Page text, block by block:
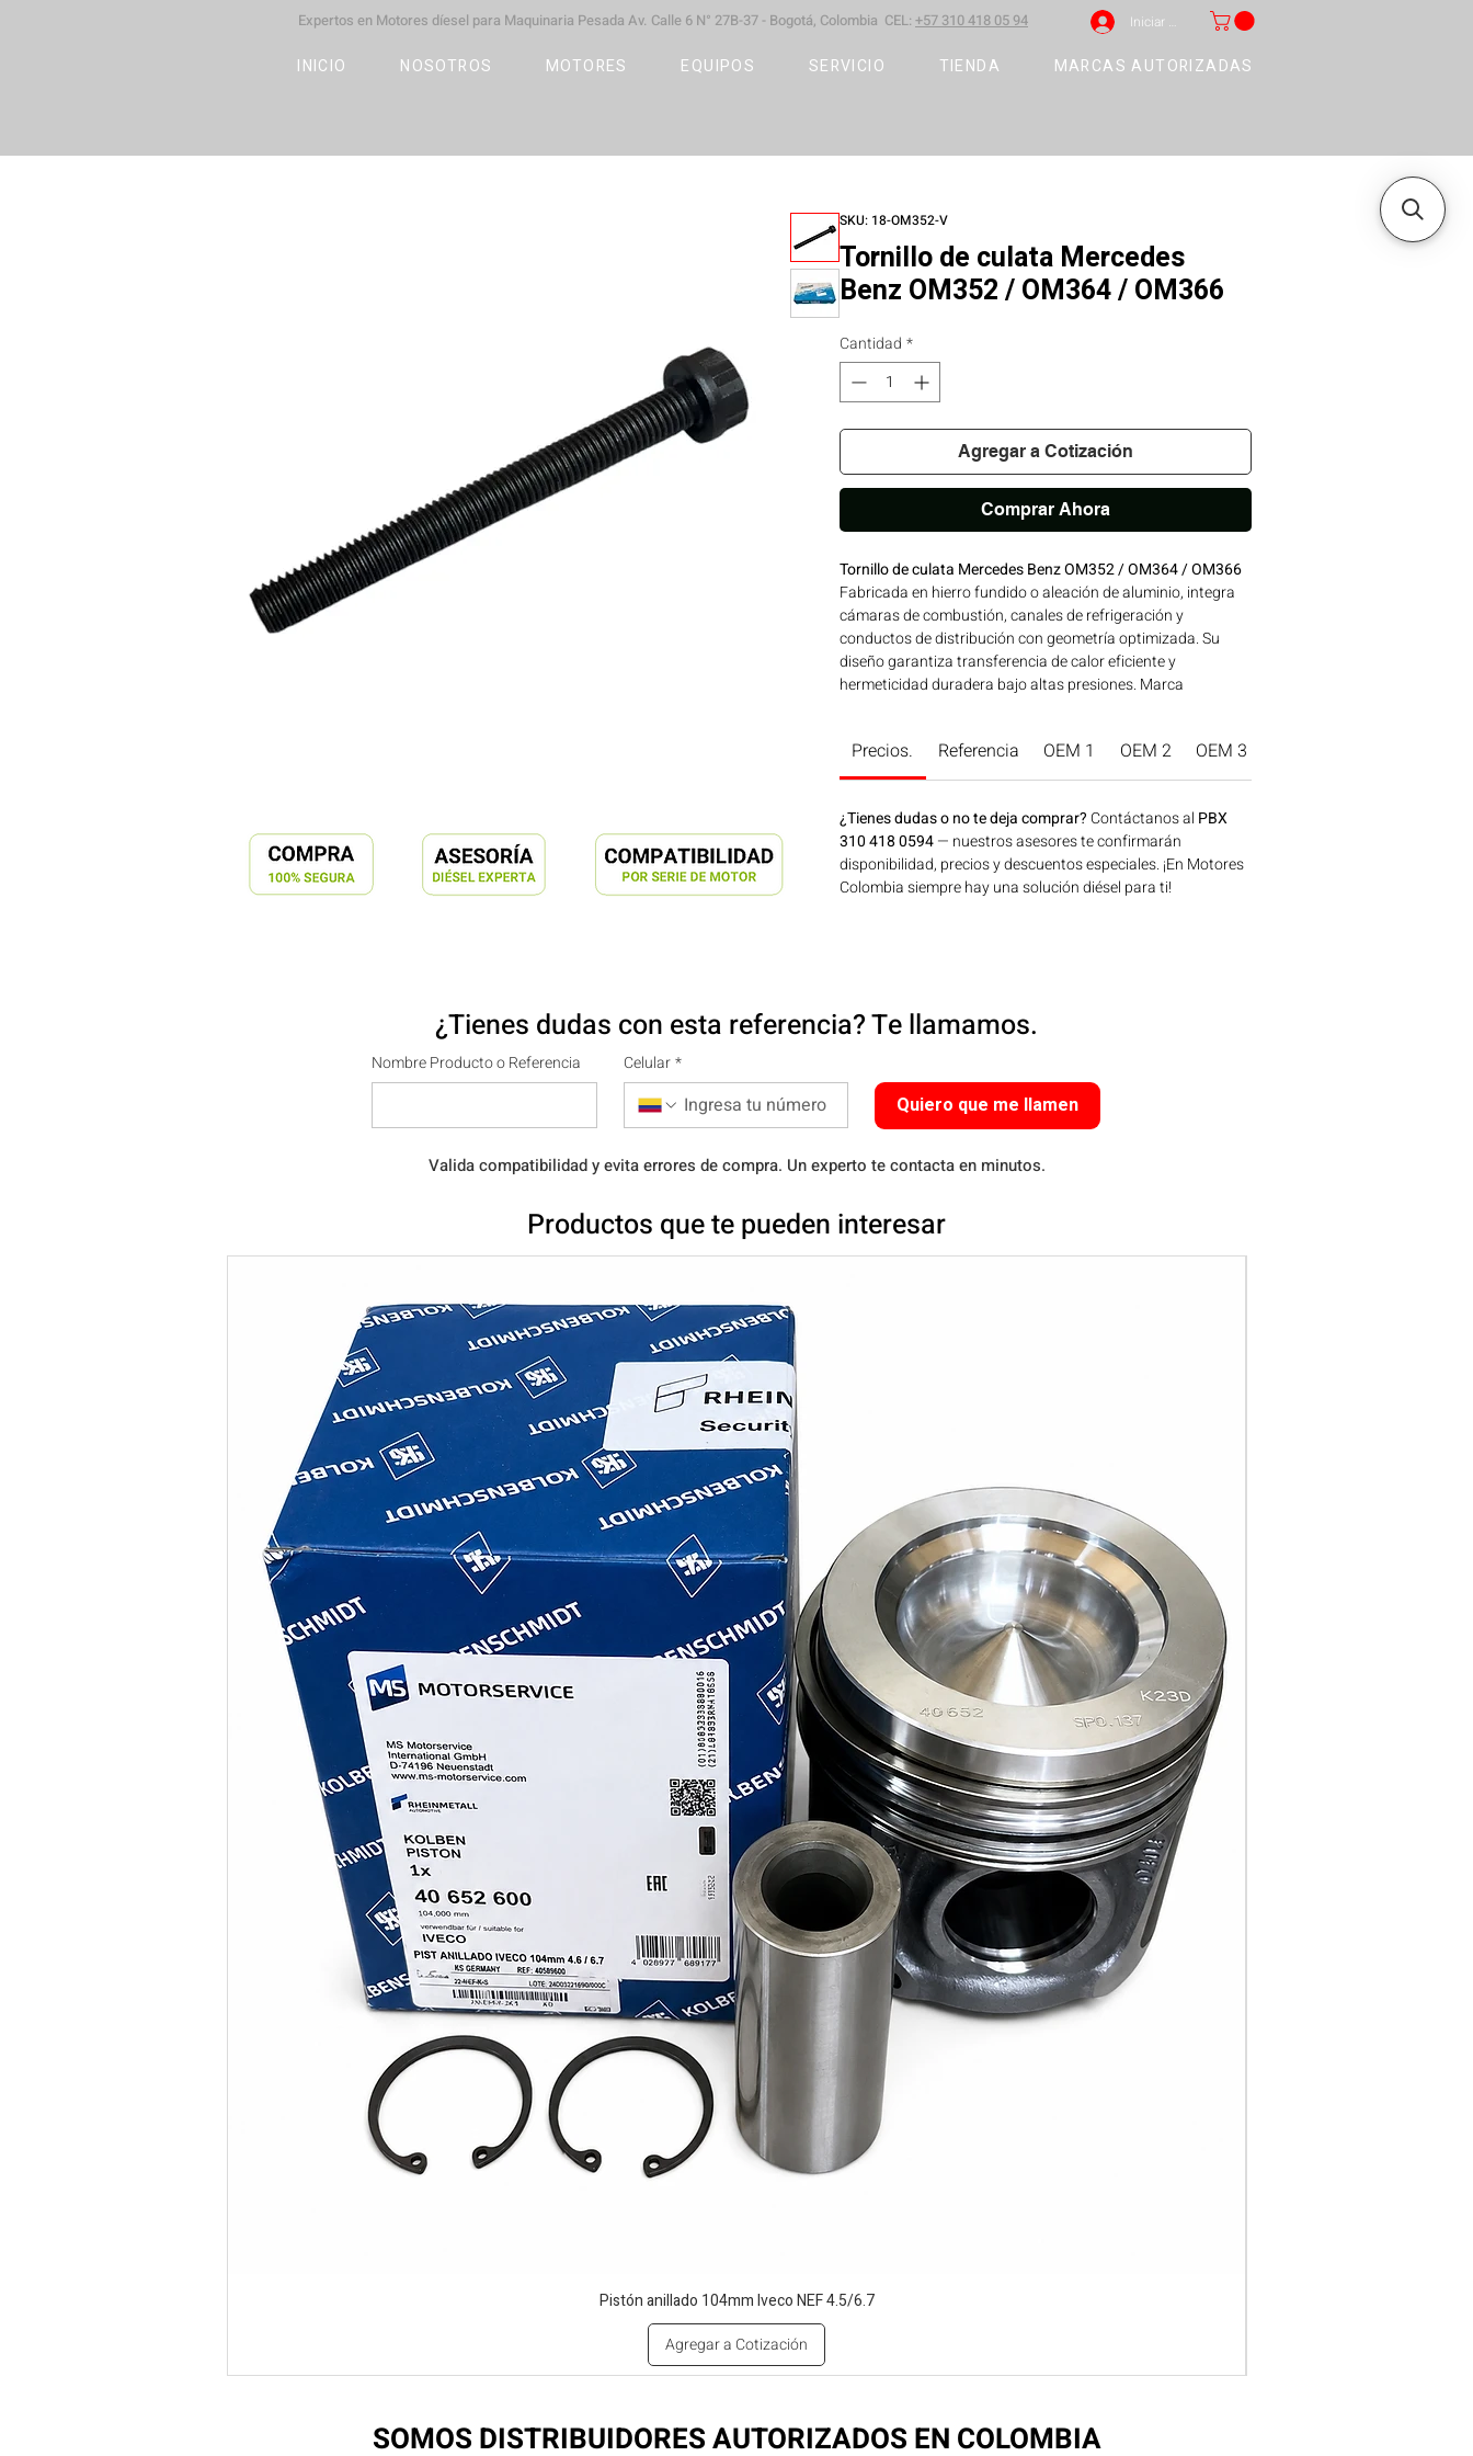
Expertos en Motores díesel para Maquinaria Pesada Av. Calle 6 N° 27B-37 - Bogotá, Colombia CEL: +57 310 418 05 94 Iniciar sesión
INICIO NOSOTROS MOTORES EQUIPOS SERVICIO TIENDA MARCAS AUTORIZADAS
SKU: 18-OM352-V
Tornillo de culata Mercedes
Benz OM352 / OM364 / OM366
Cantidad *
Agregar a Cotización
Comprar Ahora
Tornillo de culata Mercedes Benz OM352 / OM364 / OM366
Fabricada en hierro fundido o aleación de aluminio, integra
cámaras de combustión, canales de refrigeración y
conductos de distribución con geometría optimizada. Su
diseño garantiza transferencia de calor eficiente y
hermeticidad duradera bajo altas presiones. Marca
SERIES 300 | Línea: MERCEDES BENZ Ideal para aplicaciones
en maquinaria agrícola, construcción, minería y generación
ahora en Motores Colombia.
Precios. Referencia OEM 1 OEM 2 OEM 3
¿Tienes dudas o no te deja comprar? Contáctanos al PBX
310 418 0594— nuestros asesores te confirmarán
disponibilidad, precios y descuentos especiales. ¡En Motores
Colombia siempre hay una solución diésel para ti!
¿Tienes dudas con esta referencia? Te llamamos.
Nombre Producto o Referencia Celular *
Quiero que me llamen
Valida compatibilidad y evita errores de compra. Un experto te contacta en minutos.
Productos que te pueden interesar
Pistón anillado 104mm Iveco NEF 4.5/6.7
Agregar a Cotización
SOMOS DISTRIBUIDORES AUTORIZADOS EN COLOMBIA